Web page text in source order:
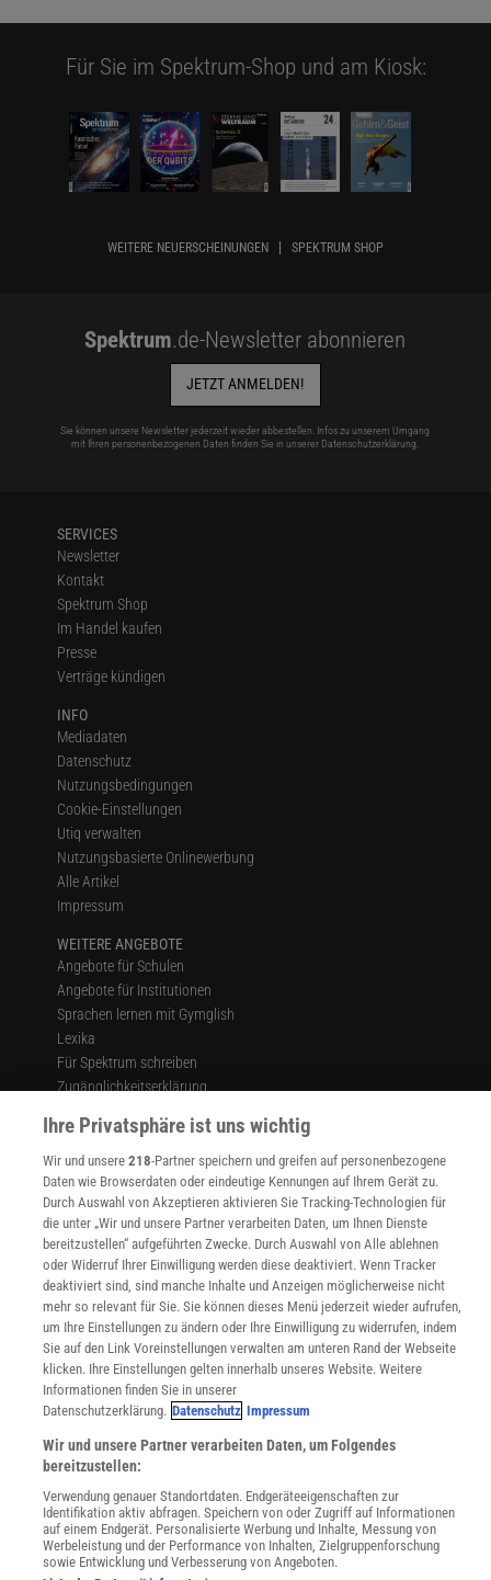
Für Sie im Spektrum-Shop und am Kiosk:
WEITERE NEUERSCHEINUNGEN SPEKTRUM SHOP
Spektrum.de-Newsletter abonnieren
JETZT ANMELDEN!
Sie können unsere Newsletter jederzeit wieder abbestellen. Infos zu unserem Umgang
mit Ihren personenbezogenen Daten finden Sie in unserer Datenschutzerklärung.
SERVICES
Newsletter
Kontakt
Spektrum Shop
Im Handel kaufen
Presse
Verträge kündigen
INFO
Mediadaten
Datenschutz
Nutzungsbedingungen
Cookie-Einstellungen
Utiq verwalten
Nutzungsbasierte Onlinewerbung
Alle Artikel
Impressum
WEITERE ANGEBOTE
Angebote für Schulen
Angebote für Institutionen
Sprachen lernen mit Gymglish
Lexika
Für Spektrum schreiben
Zugänglichkeitserklärung
WEBSEITEN
Wissenschaft in die Schulen
SciLogs
Uns finden Sie auch hier:
Ihre Privatsphäre ist uns wichtig
Wir und unsere218-Partner speichern und greifen auf personenbezogene
Daten wie Browserdaten oder eindeutige Kennungen auf Ihrem Gerät zu.
Durch Auswahl von Akzeptieren aktivieren Sie Tracking-Technologien für
die unter „Wir und unsere Partner verarbeiten Daten, um Ihnen Dienste
bereitzustellen“ aufgeführten Zwecke. Durch Auswahl von Alle ablehnen
oder Widerruf Ihrer Einwilligung werden diese deaktiviert. Wenn Tracker
deaktiviert sind, sind manche Inhalte und Anzeigen möglicherweise nicht
mehr so relevant für Sie. Sie können dieses Menü jederzeit wieder aufrufen,
um Ihre Einstellungen zu ändern oder Ihre Einwilligung zu widerrufen, indem
Sie auf den Link Voreinstellungen verwalten am unteren Rand der Webseite
klicken. Ihre Einstellungen gelten innerhalb unseres Website. Weitere
Informationen finden Sie in unserer
Datenschutzerklärung. Datenschutz Impressum
Wir und unsere Partner verarbeiten Daten, um Folgendes
bereitzustellen:
Verwendung genauer Standortdaten. Endgeräteeigenschaften zur
Identifikation aktiv abfragen. Speichern von oder Zugriff auf Informationen
auf einem Endgerät. Personalisierte Werbung und Inhalte, Messung von
Werbeleistung und der Performance von Inhalten, Zielgruppenforschung
sowie Entwicklung und Verbesserung von Angeboten.